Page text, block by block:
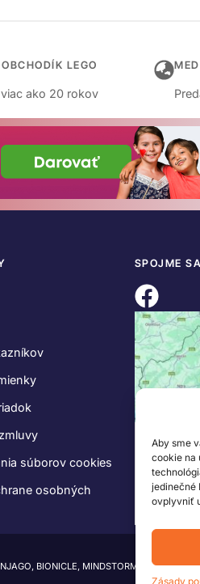
Aby sme
cookie na
jedinečné
ovplyvniť
Zásady
LEGO
ako 20 rokov
súborov cookies
osobných
SPOJME SA
BIONICLE, MINDSTORMS a